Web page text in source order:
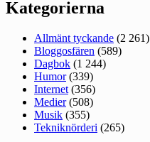
Kategorierna
Allmänt tyckande (2 261)
Bloggosfären (589)
Dagbok (1 244)
Humor(339)
Internet (356)
Medier(508)
Musik (355)
Tekniknörderi (265)